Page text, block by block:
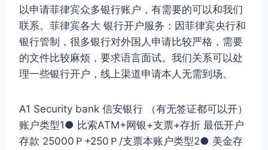
以申请菲律宾众多银行账户，有需要的可以和我们
联系。菲律宾各大 银行开户服务：因菲律宾央行和
银行管制，很多银行对外国人申请比较严格，需要
的文件比较麻烦，要求语言面试。我们关系可以处
理一些银行开户，线上渠道申请本人无需到场。
A1 Security bank 信安银行 （有无签证都可以开）
账户类型1● 比索ATM+网银+支票+存折 最低开户
存款 25000Ｐ+250Ｐ/支票本账户类型2● 美金存